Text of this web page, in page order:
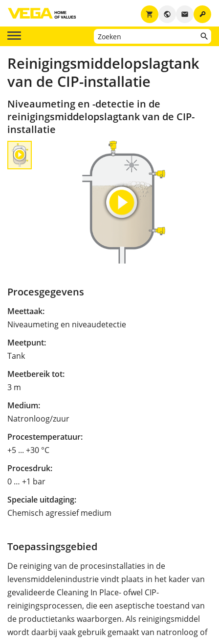
key
email
public
shopping_cart
Reinigingsmiddelopslagtank
van de CIP-installatie
Niveaumeting en -detectie in de
reinigingsmiddelopslagtank van de CIP-
installatie
Procesgegevens
Meettaak:
Niveaumeting en niveaudetectie
Meetpunt:
Tank
Meetbereik tot:
3 m
Medium:
Natronloog/zuur
Procestemperatuur:
+5 ... +30 °C
Procesdruk:
0 … +1 bar
Speciale uitdaging:
Chemisch agressief medium
Toepassingsgebied
De reiniging van de procesinstallaties in de
levensmiddelenindustrie vindt plaats in het kader van
gevalideerde Cleaning In Place- ofwel CIP-
reinigingsprocessen, die een aseptische toestand van
de productietanks waarborgen. Als reinigingsmiddel
wordt daarbij vaak gebruik gemaakt van natronloog of